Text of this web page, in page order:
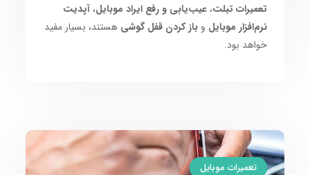
تعمیرات تبلت،عیب‌یابی و رفع ایراد موبایل،آپدیت
نرم‌افزار موبایل وباز کردن قفل گوشی هستند، بسیار مفید
خواهد بود.
تعمیرات موبایل